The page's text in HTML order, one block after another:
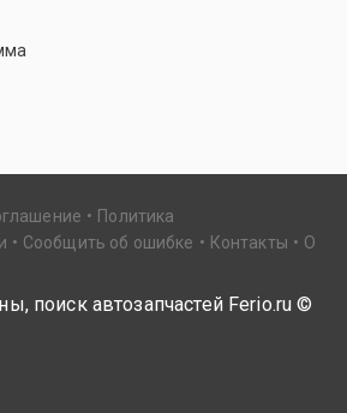
Политика
Сообщить об ошибке Контакты
О
поиск автозапчастей Ferio.ru ©